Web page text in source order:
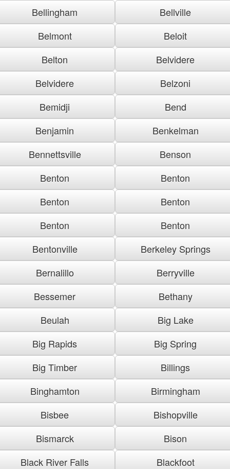
Bellingham
Bellville
Belmont
Beloit
Belton
Belvidere
Belvidere
Belzoni
Bemidji
Bend
Benjamin
Benkelman
Bennettsville
Benson
Benton
Benton
Benton
Benton
Benton
Benton
Bentonville
Berkeley Springs
Bernalillo
Berryville
Bessemer
Bethany
Beulah
Big Lake
Big Rapids
Big Spring
Big Timber
Billings
Binghamton
Birmingham
Bisbee
Bishopville
Bismarck
Bison
Black River Falls
Blackfoot